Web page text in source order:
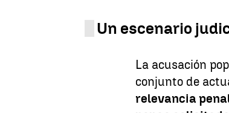
Un escenario
La acusación
conjunto de
relevancia